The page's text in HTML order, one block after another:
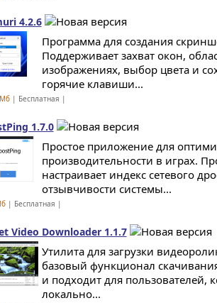
4.2.6
Программа для создания
Поддерживает захват окон,
изображениях, выбор цвета и
горячие клавиши...
| Бесплатная |
1.7.0
Простое приложение для
производительности в играх.
настраивает индекс сетевого
отзывчивости системы...
| Бесплатная |
Video Downloader 1.1.7
Утилита для загрузки
базовый функционал
и подходит для пользователей,
локально...